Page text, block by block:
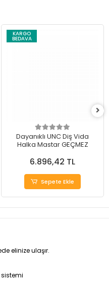
KARGO
BEDAVA
Dayanıklı UNC Diş Vida
Halka Mastar GEÇMEZ
6.896,42 TL
Sepete Ekle
elinize ulaşır.